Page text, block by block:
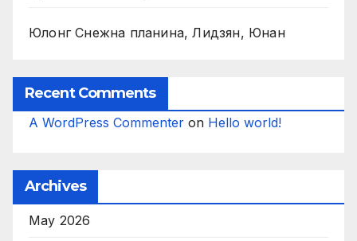
Юлонг Снежна планина, Лидзян, Юнан
Recent Comments
A WordPress Commenter on Hello world!
Archives
May 2026